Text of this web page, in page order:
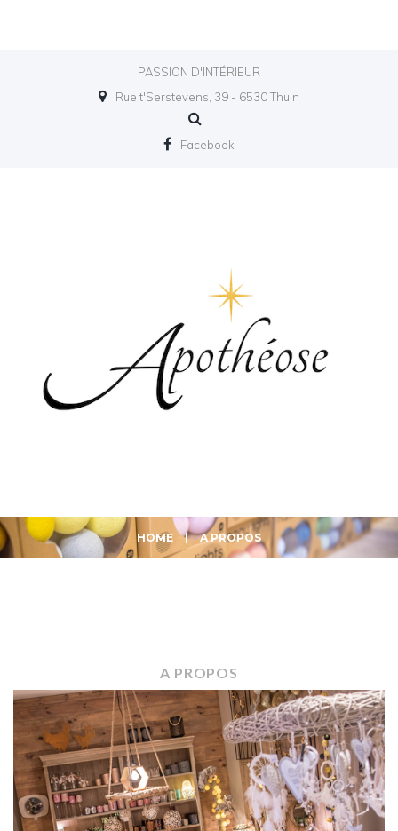
PASSION D'INTÉRIEUR
Rue t'Serstevens, 39 - 6530 Thuin
Facebook
HOME | A PROPOS
A PROPOS